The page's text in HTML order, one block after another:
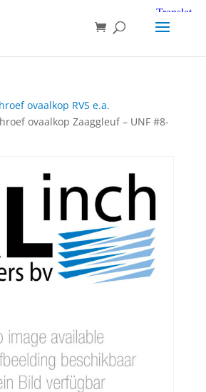
ovaalkop RVS e.a.
ovaalkop Zaaggleuf – UNF #8-